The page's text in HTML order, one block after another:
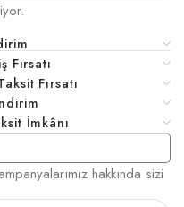
Fırsatı
Fırsatı
İmkânı
hakkında sizi